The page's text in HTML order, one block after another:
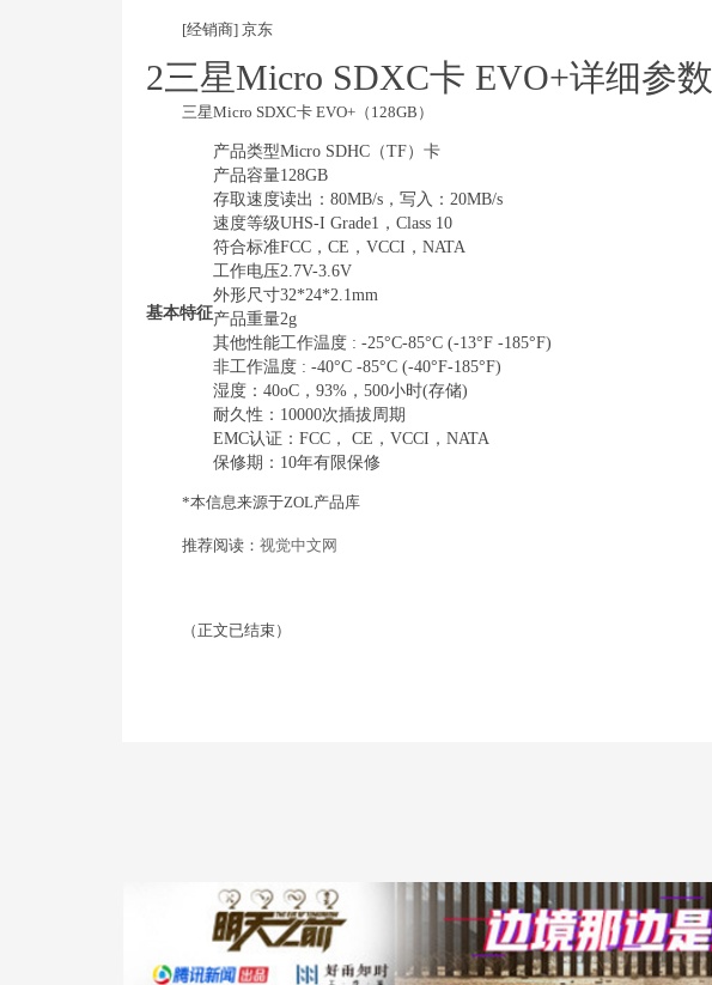
[经销商] 京东
2三星Micro SDXC卡 EVO+详细参数
三星Micro SDXC卡 EVO+（128GB）
基本特征
产品类型Micro SDHC（TF）卡
产品容量128GB
存取速度读出：80MB/s，写入：20MB/s
速度等级UHS-I Grade1，Class 10
符合标准FCC，CE，VCCI，NATA
工作电压2.7V-3.6V
外形尺寸32*24*2.1mm
产品重量2g
其他性能工作温度 : -25°C-85°C (-13°F -185°F)
非工作温度 : -40°C -85°C (-40°F-185°F)
湿度：40oC，93%，500小时(存储)
耐久性：10000次插拔周期
EMC认证：FCC， CE，VCCI，NATA
保修期：10年有限保修
*本信息来源于ZOL产品库
推荐阅读： 视觉中文网
（正文已结束）